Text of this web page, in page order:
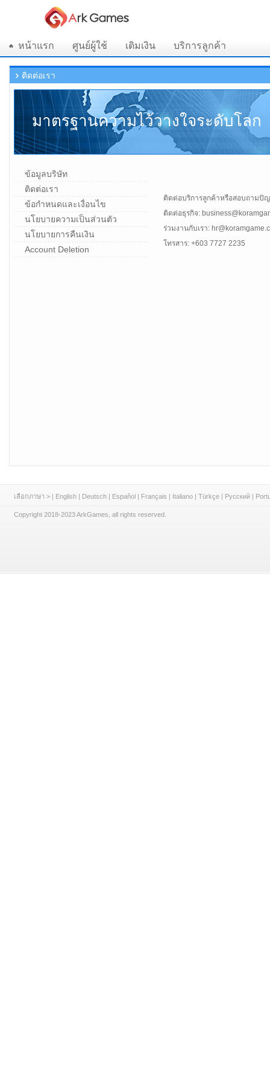
หน้าแรก ศูนย์ผู้ใช้ เติมเงิน บริการลูกค้า
ติดต่อเรา
มาตรฐานความไว้วางใจระดับโลก
ข้อมูลบริษัท
ติดต่อเรา
ข้อกำหนดและเงื่อนไข
นโยบายความเป็นส่วนตัว
นโยบายการคืนเงิน
Account Deletion
ติดต่อบริการลูกค้าหรือสอบถามปัญ
ติดต่อธุรกิจ:
ร่วมงานกับเรา:
โทรสาร: +603 7727 2235
เลือกภาษา > | English | Deutsch | Español | Français | Italiano | Türkçe | Русский |
Copyright 2018-2023 ArkGames, all rights reserved.